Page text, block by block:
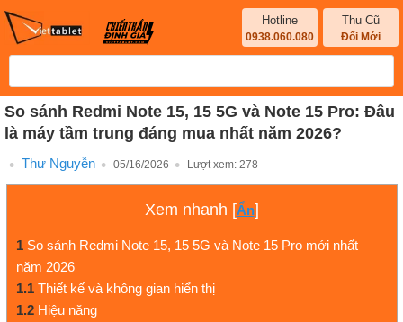
Hotline
0938.060.080
Thu Cũ
Đổi Mới
So sánh Redmi Note 15, 15 5G và Note 15 Pro: Đâu
là máy tầm trung đáng mua nhất năm 2026?
Thư Nguyễn 05/16/2026 Lượt xem: 278
Xem nhanh [Ẩn]
1 So sánh Redmi Note 15, 15 5G và Note 15 Pro mới nhất
năm 2026
1.1 Thiết kế và không gian hiển thị
1.2 Hiệu năng